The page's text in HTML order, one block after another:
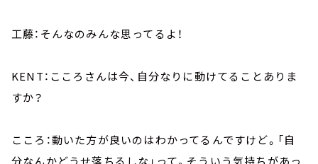
工藤：そんなのみんな思ってるよ！
KENT：こころさんは今、自分なりに動けてることありま
すか？
こころ：動いた方が良いのはわかってるんですけど。「自
分なんかどうせ落ちるしな」って。そういう気持ちがあっ